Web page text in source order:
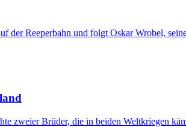
der Reeperbahn und folgt Oskar Wrobel,
zweier Brüder, die in beiden Weltkriegen